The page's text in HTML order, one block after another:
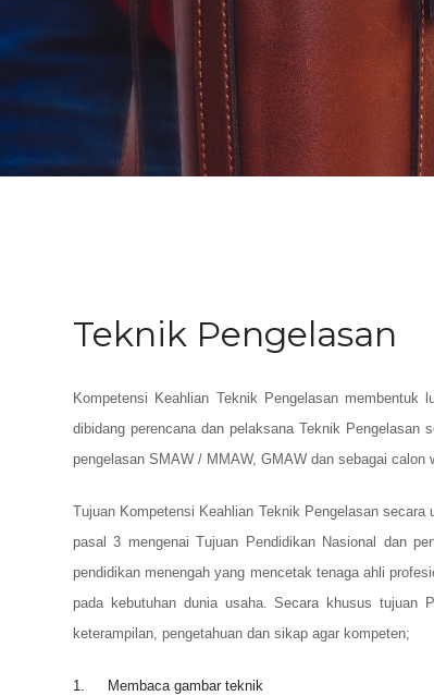
Teknik Pengelasan
Kompetensi Keahlian Teknik Pengelasan membentuk
dibidang perencana dan pelaksana Teknik
pengelasan SMAW / MMAW, GMAW dan sebagai calon
Tujuan Kompetensi Keahlian Teknik Pengelasan
pasal 3 mengenai Tujuan Pendidikan Nasional dan
pendidikan menengah yang mencetak tenaga ahli
pada kebutuhan dunia usaha. Secara khusus tujuan
keterampilan, pengetahuan dan sikap agar kompeten;
1.
Membaca gambar teknik